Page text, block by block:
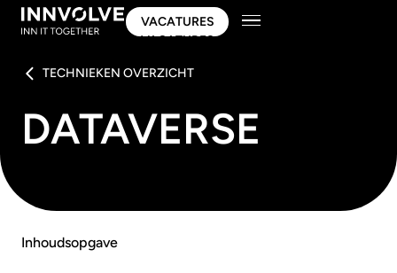
VACATURES
VACATURES
TECHNIEKEN OVERZICHT
DATAVERSE
Inhoudsopgave